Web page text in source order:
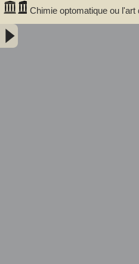
Chimie optomatique ou
afin de mieux saisir, par la